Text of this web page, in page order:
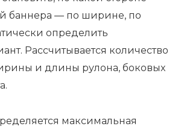
баннера — по ширине, по
определить
Рассчитывается количество
и длины рулона, боковых
максимальная